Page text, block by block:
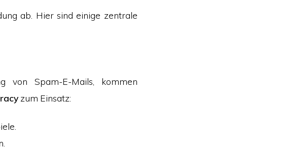
ab. Hier sind einige zentrale
von Spam-E-Mails, kommen
zum Einsatz: